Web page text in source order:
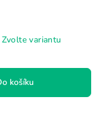
Zvolte variantu
košíku